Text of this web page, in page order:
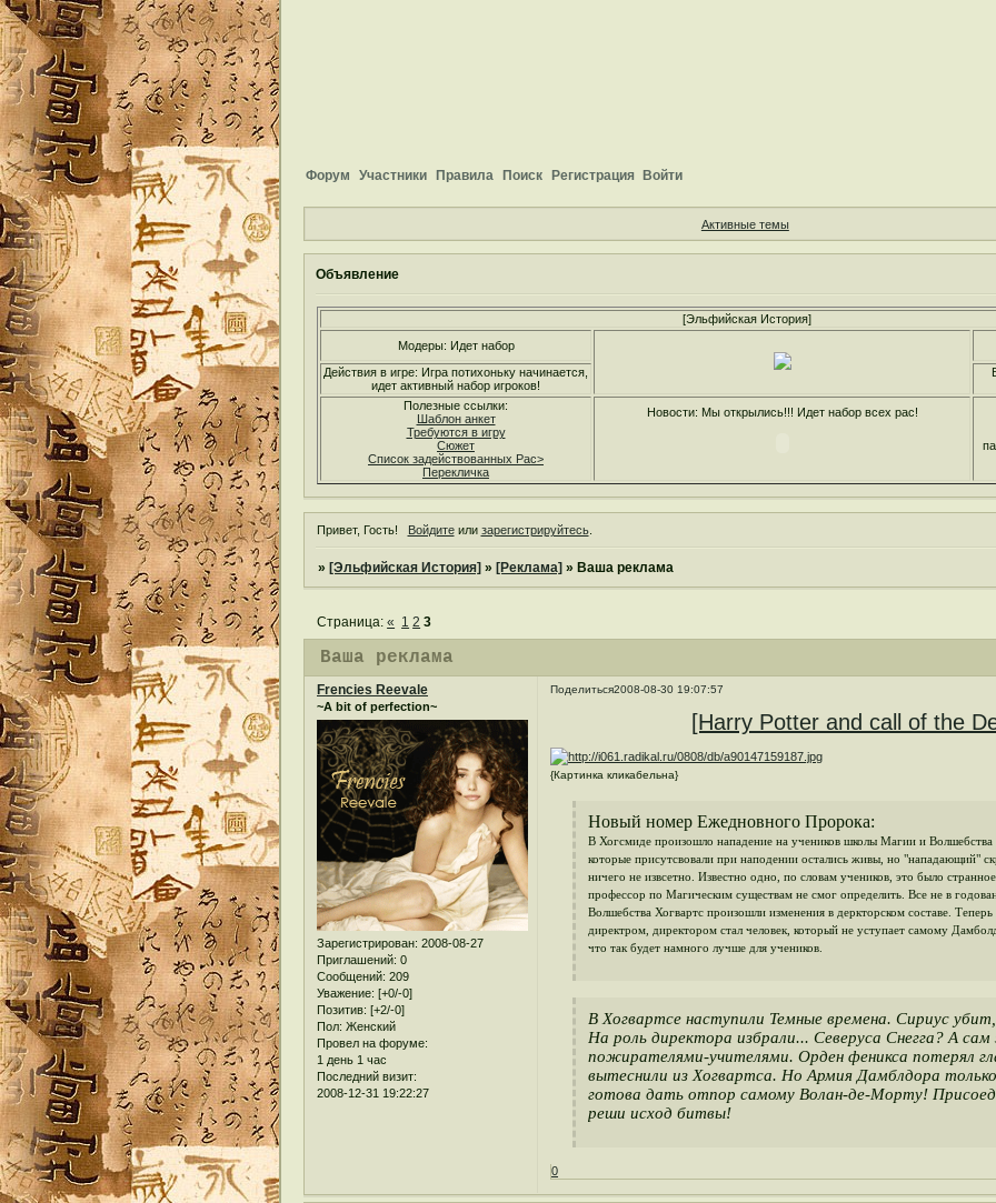
Форум Участники Правила Поиск Регистрация Войти
Активные темы
Объявление
[Эльфийская История]
Модеры: Идет набор
Действия в игре: Игра потихоньку начинается,
идет активный набор игроков!
Полезные ссылки:
Шаблон анкет
Требуются в игру
Сюжет
Список задействованных Рас>
Перекличка
Новости: Мы открылись!!! Идет набор всех рас!
Привет, Гость! Войдитеили зарегистрируйтесь.
»[Эльфийская История] »[Реклама] »Ваша реклама
Ваша реклама
Страница:« 1 2 3
Поделиться2008-08-30 19:07:57
Frencies Reevale
~A bit of perfection~
Зарегистрирован: 2008-08-27
Приглашений: 0
Сообщений: 209
Уважение: [+0/-0]
Позитив: [+2/-0]
Пол: Женский
Провел на форуме:
1 день 1 час
Последний визит:
2008-12-31 19:22:27
[Harry Potter and call of the
{Картинка кликабельна}
Новый номер Ежедновного Пророка:
В Хогсмиде произошло нападение на учеников школы Магии и Волшебства
которые присутсвовали при наподении остались живы, но "нападающий"
ничего не извсетно. Известно одно, по словам учеников, это было
профессор по Магическим существам не смог определить. Все не в
Волшебства Хогвартс произошли изменения в деркторском составе. Теперь
директром, директором стал человек, который не уступает самому
что так будет намного лучше для учеников.
В Хогвартсе наступили Темные времена. Сириус
На роль директора избрали... Северуса Снегга? А сам
пожирателями-учителями. Орден феникса потерял
вытеснили из Хогвартса. Но Армия Дамблдора только
готова дать отпор самому Волан-де-Морту!
реши исход битвы!
0